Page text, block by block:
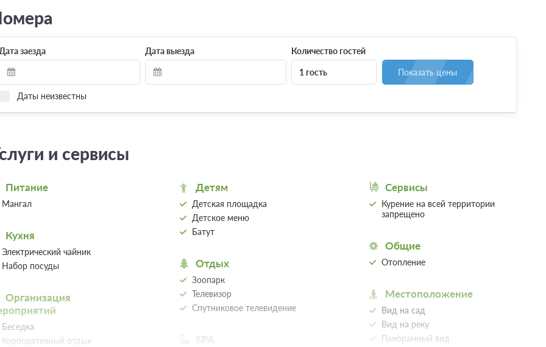
заезда Дата выезда
Даты неизвестны
Количество гостей
1 гость Показать цены
и сервисы
Питание
Мангал
Кухня
Электрический чайник
Набор посуды
Организация
Беседка
Корпоративный отдых
Детям
Детская площадка
Детское меню
Батут
Отдых
Зоопарк
Телевизор
Спутниковое телевидение
SPA
Сервисы
Курение на всей территории
запрещено
Общие
Отопление
Местоположение
Вид на сад
Вид на реку
Панорамный вид